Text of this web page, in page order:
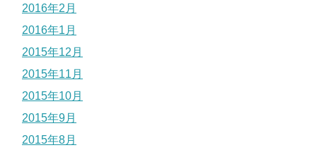
2016年2月
2016年1月
2015年12月
2015年11月
2015年10月
2015年9月
2015年8月